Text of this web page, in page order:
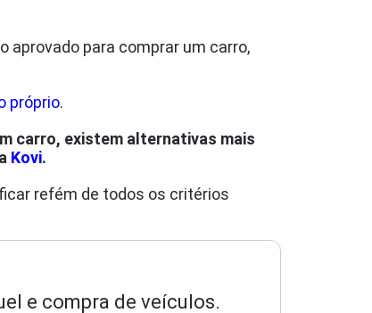
aprovado para comprar um carro,
próprio.
carro, existem alternativas mais
Kovi.
refém de todos os critérios
e compra de veículos.